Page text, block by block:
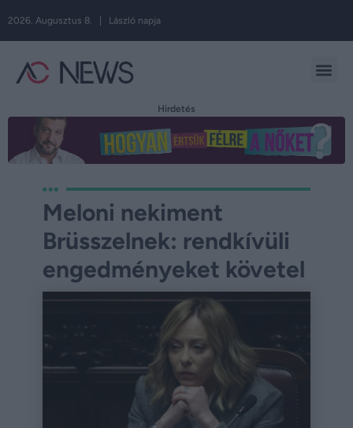
2026. Augusztus 8. | László napja
Hirdetés
Meloni nekiment
Brüsszelnek: rendkívüli
engedményeket követel